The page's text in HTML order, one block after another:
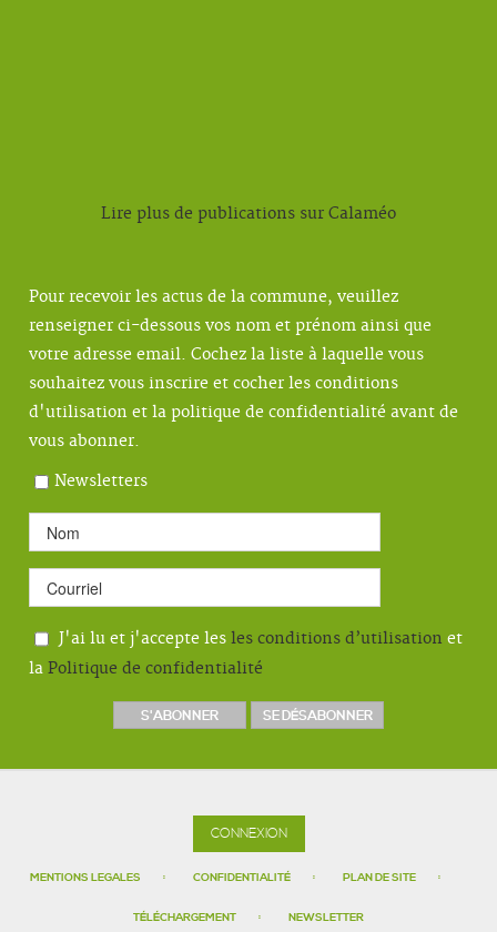
Lire plus de publications sur Calaméo
Pour recevoir les actus de la commune, veuillez
renseigner ci-dessous vos nom et prénom ainsi que
votre adresse email. Cochez la liste à laquelle vous
souhaitez vous inscrire et cocher les conditions
d'utilisation et la politique de confidentialité avant de
vous abonner.
Newsletters
J'ai lu et j'accepte les les conditions d’utilisation et
la Politique de confidentialité
CONNEXION
MENTIONS LEGALES CONFIDENTIALITÉ PLAN DE SITE
TÉLÉCHARGEMENT NEWSLETTER